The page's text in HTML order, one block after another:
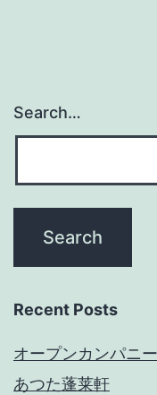
Search…
Recent Posts
オープンカンパニー
あつた蓬莱軒